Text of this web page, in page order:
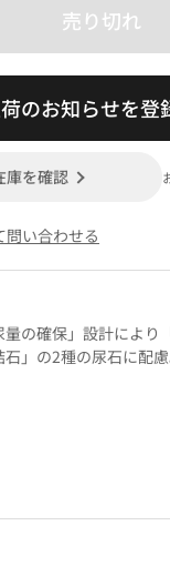
売り切れ
のお知らせを登
庫を確認
問い合わせる
量の確保」設計により
」の2種の尿石に配慮